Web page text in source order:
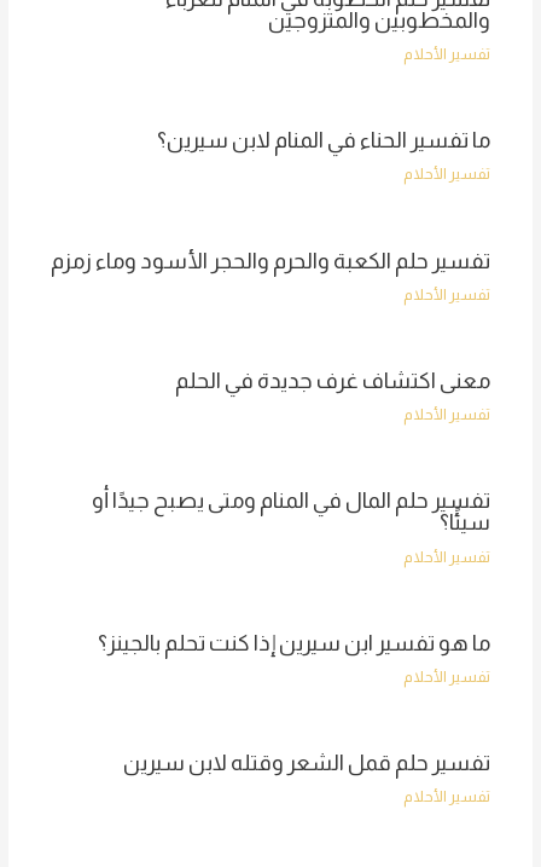
والمخطوبين والمتزوجين
تفسير الأحلام
ما تفسير الحناء في المنام لابن سيرين؟
تفسير الأحلام
تفسير حلم الكعبة والحرم والحجر الأسود وماء زمزم
تفسير الأحلام
معنى اكتشاف غرف جديدة في الحلم
تفسير الأحلام
تفسير حلم المال في المنام ومتى يصبح جيدًا أو
سيئًا؟
تفسير الأحلام
ما هو تفسير ابن سيرين إذا كنت تحلم بالجينز؟
تفسير الأحلام
تفسير حلم قمل الشعر وقتله لابن سيرين
تفسير الأحلام